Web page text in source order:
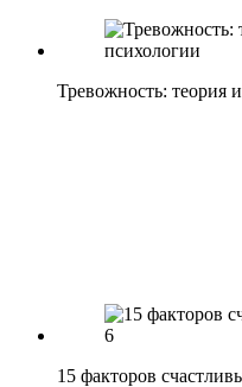
Тревожность: теория
15 факторов